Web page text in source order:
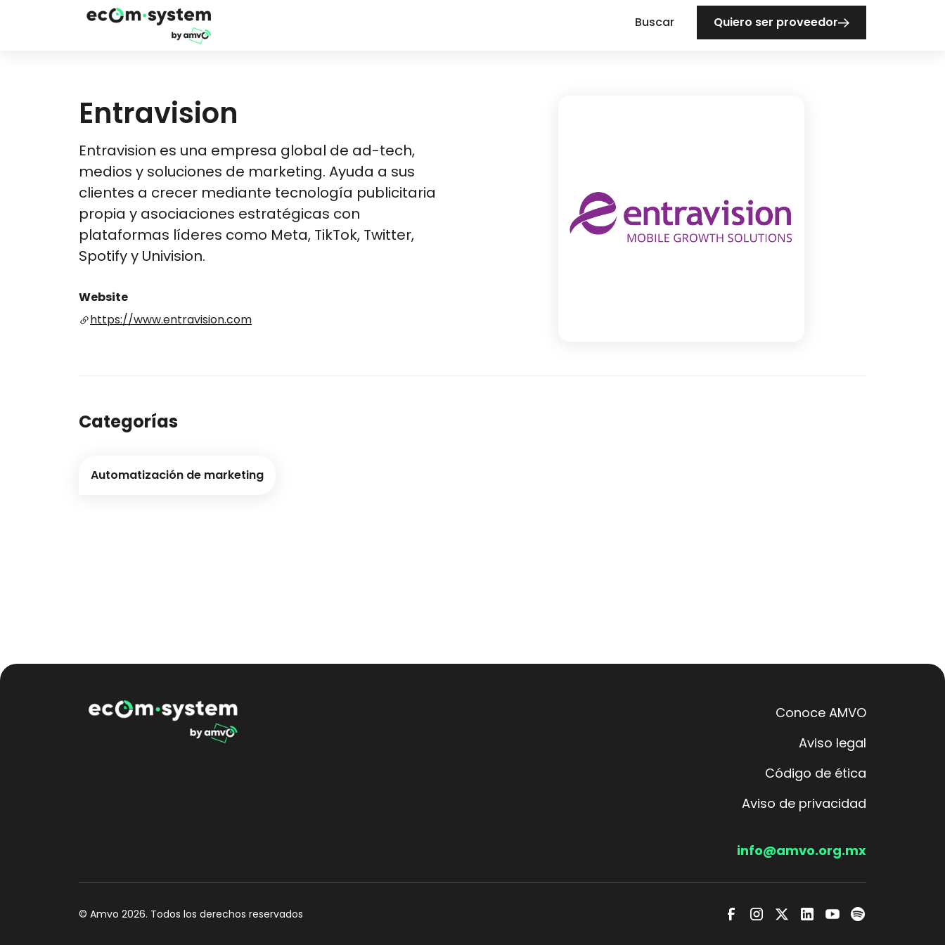
Buscar Quiero ser proveedor
Entravision
Entravision es una empresa global de ad-tech,
medios y soluciones de marketing. Ayuda a sus
clientes a crecer mediante tecnología publicitaria
propia y asociaciones estratégicas con
plataformas líderes como Meta, TikTok, Twitter,
Spotify y Univision​​.
Website
https://www.entravision.com
Categorías
Automatización de marketing
Conoce AMVO
Aviso legal
Código de ética
Aviso de privacidad
info@amvo.org.mx
© Amvo 2026. Todos los derechos reservados